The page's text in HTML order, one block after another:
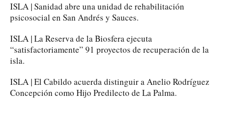
ISLA | Sanidad abre una unidad de rehabilitación
psicosocial en San Andrés y Sauces.
ISLA | La Reserva de la Biosfera ejecuta
“satisfactoriamente” 91 proyectos de recuperación de la
isla.
ISLA | El Cabildo acuerda distinguir a Anelio Rodríguez
Concepción como Hijo Predilecto de La Palma.